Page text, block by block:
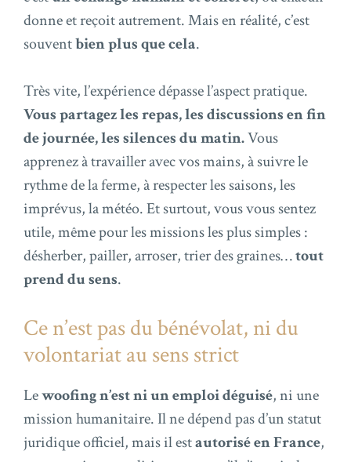
donne et reçoit autrement. Mais en réalité, c’est
souventbien plus que cela.
Très vite, l’expérience dépasse l’aspect pratique.
Vous partagez les repas, les discussions en fin
de journée, les silences du matin.Vous
apprenez à travailler avec vos mains, à suivre le
rythme de la ferme, à respecter les saisons, les
imprévus, la météo. Et surtout, vous vous sentez
utile, même pour les missions les plus simples :
désherber, pailler, arroser, trier des graines…tout
prend du sens.
Ce n’est pas du bénévolat, ni du
volontariat au sens strict
Lewoofing n’est ni un emploi déguisé, ni une
mission humanitaire. Il ne dépend pas d’un statut
juridique officiel, mais il estautorisé en France,